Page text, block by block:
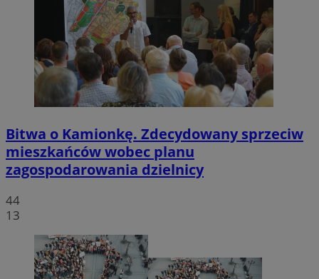
Bitwa o Kamionkę. Zdecydowany sprzeciw
mieszkańców wobec planu
zagospodarowania dzielnicy
44
13